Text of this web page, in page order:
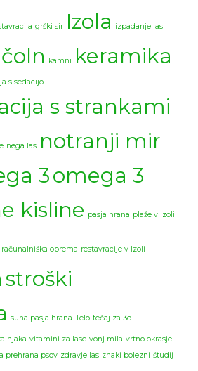
grški sir Izola izpadanje las
kamni keramika
s sedacijo
s strankami
nega las notranji mir
3omega 3
kisline pasja hrana plaže v Izoli
računalniška oprema restavracije v Izoli
stroški
suha pasja hrana Telo tečaj za 3d
vitamini za lase vonj mila vrtno okrasje
prehrana psov zdravje las znaki bolezni študij